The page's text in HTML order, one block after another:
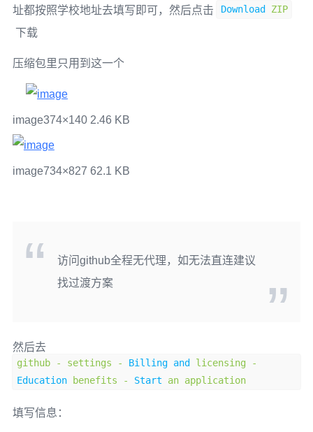
址都按照学校地址去填写即可，然后点击
DownloadZIP
下载
压缩包里只用到这一个
image374×140 2.46 KB
image734×827 62.1 KB
访问github全程无代理，如无法直连建议
找过渡方案
然后去
github - settings - Billing and licensing
-
Educationbenefits - Start an application
填写信息：